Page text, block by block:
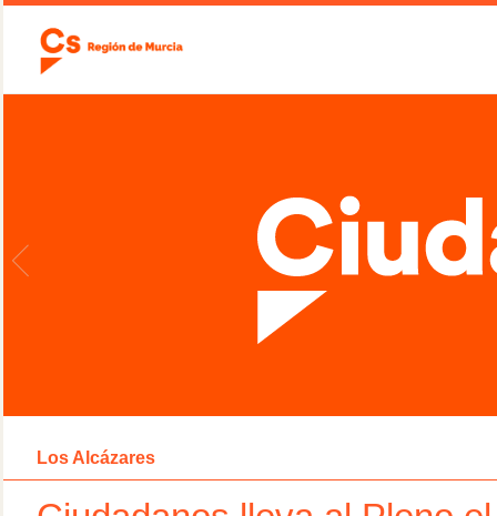
Los Alcázares